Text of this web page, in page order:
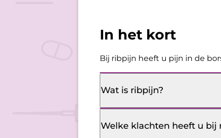
In het kort
Bij ribpijn heeft u pijn in de
Wat is ribpijn?
Welke klachten heeft u bij